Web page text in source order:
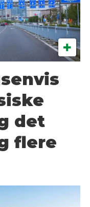
det
flere